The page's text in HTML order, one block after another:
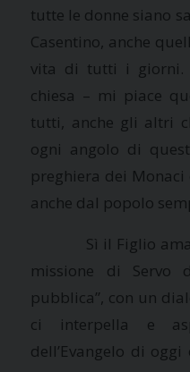
tutte le donne siano
Casentino, anche
vita di tutti i giorni.
chiesa – mi piace
tutti, anche gli altri
ogni angolo di
preghiera dei Monaci
anche dal popolo
Sì il Figlio
missione di Servo
pubblica”, con un
ci interpella e
dell’Evangelo di